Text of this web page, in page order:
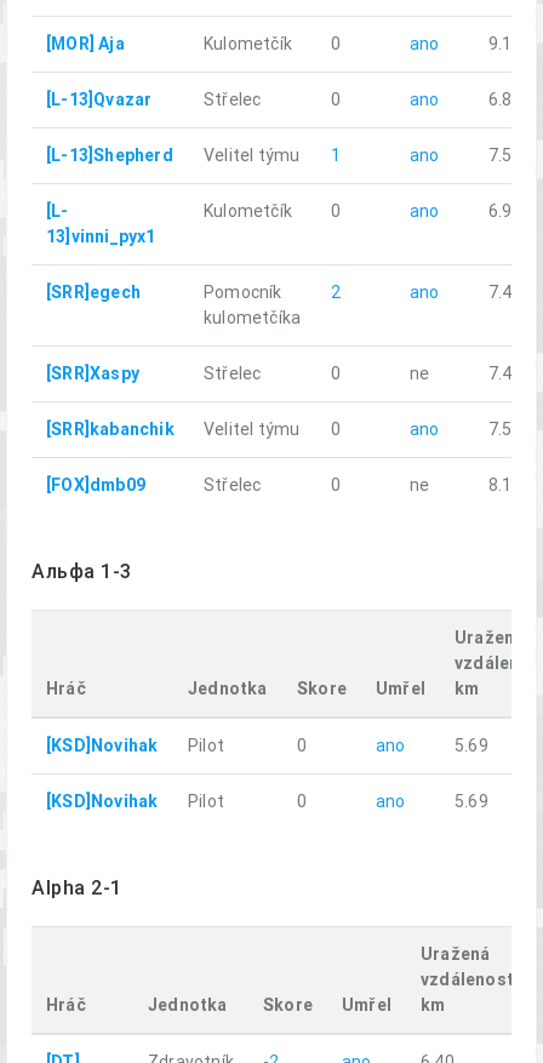
[MOR] Aja Kulometčík 0 ano 9.16
[L-13]Qvazar Střelec 0 ano 6.86
[L-13]Shepherd Velitel týmu 1 ano 7.50
[L-
13]vinni_pyx1
Kulometčík 0 ano 6.99
[SRR]egech
Pomocník
kulometčíka
2 ano 7.47
[SRR]Xaspy Střelec 0 ne 7.42
[SRR]kabanchik Velitel týmu 0 ano 7.59
[FOX]dmb09 Střelec 0 ne 8.16
Альфа 1-3
Hráč Jednotka Skore Umřel
Uražená
km
[KSD]Novihak Pilot 0 ano 5.69
[KSD]Novihak Pilot 0 ano 5.69
Alpha 2-1
Hráč Jednotka Skore Umřel
Uražená
vzdálenost,
km